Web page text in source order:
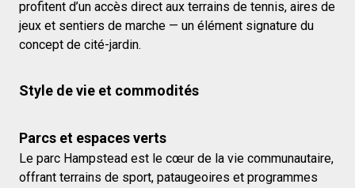
profitent d’un accès direct aux terrains de tennis, aires de
jeux et sentiers de marche — un élément signature du
concept de cité-jardin.
Style de vie et commodités
Parcs et espaces verts
Le parc Hampstead est le cœur de la vie communautaire,
offrant terrains de sport, pataugeoires et programmes